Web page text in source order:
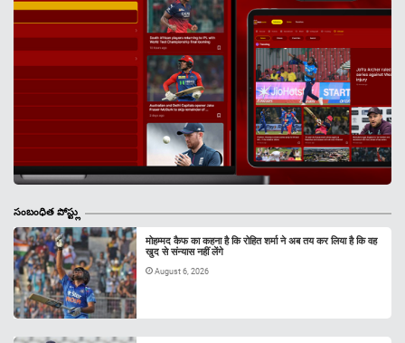
సంబంధిత పోస్ట్లు
मोहम्मद कैफ का कहना है कि रोहित शर्मा ने अब तय कर लिया है कि वह
खुद से संन्यास नहीं लेंगे
August 6, 2026